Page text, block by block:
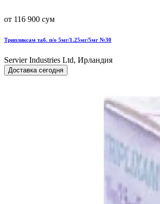
от 116 900 сум
Трипликсам таб. п/о 5мг/1.25мг/5мг №30
Servier Industries Ltd, Ирландия
Доставка сегодня